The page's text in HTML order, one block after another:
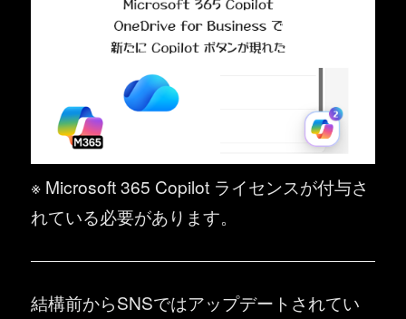
※ Microsoft 365 Copilot ライセンスが付与さ
れている必要があります。
結構前からSNSではアップデートされてい